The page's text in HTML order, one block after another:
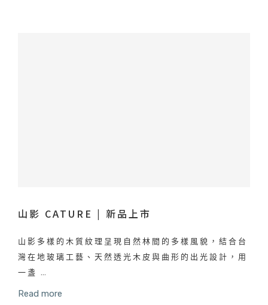
山影 CATURE | 新品上市
山影多樣的木質紋理呈現自然林間的多樣風貌，結合台
灣在地玻璃工藝、天然透光木皮與曲形的出光設計，用
一盞 …
Read more